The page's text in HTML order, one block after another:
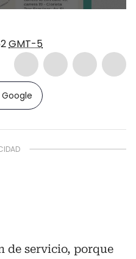
GMT-5
de servicio, porque